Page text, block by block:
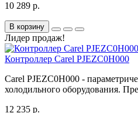
10 289 р.
В корзину
Лидер продаж!
Контроллер Carel PJEZC0H000
Carel PJEZC0H000 -
холодильного оборудования.
12 235 р.